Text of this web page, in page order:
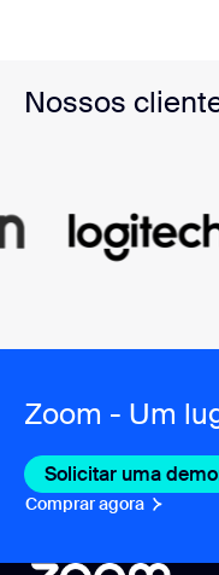
Nossos
Zoom - Um
Solicitar uma
Comprar agora